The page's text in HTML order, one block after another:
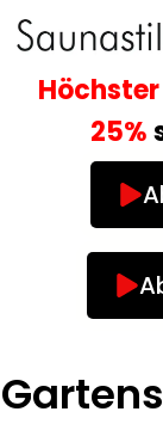
Zum
Inhalt
springen
25%